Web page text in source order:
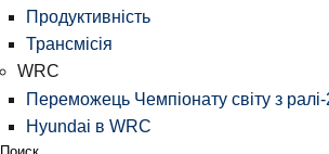
Продуктивність
Трансмісія
WRC
Переможець Чемпіонату світу з
Hyundai в WRC